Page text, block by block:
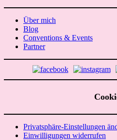
Über mich
Blog
Conventions & Events
Partner
Privatsphäre-Einstellungen
Einwilligungen widerrufen